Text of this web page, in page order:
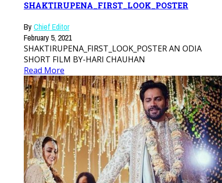
SHAKTIRUPENA_FIRST_LOOK_POSTER
ByChief Editor
February 5, 2021
SHAKTIRUPENA_FIRST_LOOK_POSTER AN ODIA
SHORT FILM BY-HARI CHAUHAN
Read More